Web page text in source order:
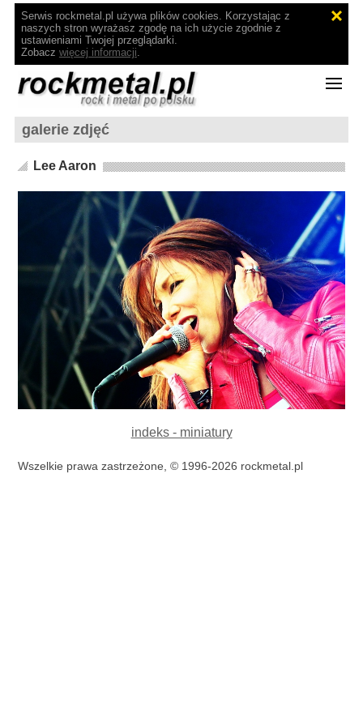
Serwis rockmetal.pl używa plików cookies. Korzystając z
naszych stron wyrażasz zgodę na ich użycie zgodnie z
ustawieniami Twojej przeglądarki.
Zobacz więcej informacji.
galerie zdjęć
Lee Aaron
indeks - miniatury
Wszelkie prawa zastrzeżone, © 1996-2026 rockmetal.pl